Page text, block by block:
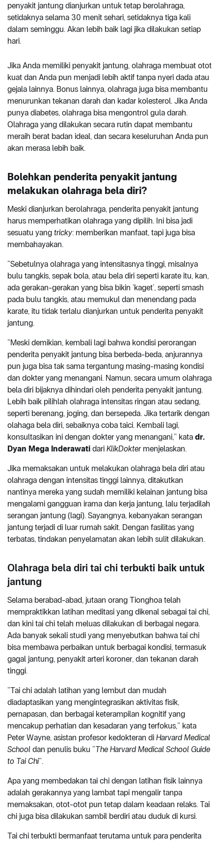
penyakit jantung dianjurkan untuk tetap berolahraga,
setidaknya selama 30 menit sehari, setidaknya tiga kali
dalam seminggu. Akan lebih baik lagi jika dilakukan setiap
hari.
Jika Anda memiliki penyakit jantung, olahraga membuat otot
kuat dan Anda pun menjadi lebih aktif tanpa nyeri dada atau
gejala lainnya. Bonus lainnya, olahraga juga bisa membantu
menurunkan tekanan darah dan kadar kolesterol. Jika Anda
punya diabetes, olahraga bisa mengontrol gula darah.
Olahraga yang dilakukan secara rutin dapat membantu
meraih berat badan ideal, dan secara keseluruhan Anda pun
akan merasa lebih baik.
Bolehkan penderita penyakit jantung
melakukan olahraga bela diri?
Meski dianjurkan berolahraga, penderita penyakit jantung
harus memperhatikan olahraga yang dipilih. Ini bisa jadi
sesuatu yang tricky: memberikan manfaat, tapi juga bisa
membahayakan.
“Sebetulnya olahraga yang intensitasnya tinggi, misalnya
bulu tangkis, sepak bola, atau bela diri seperti karate itu, kan,
ada gerakan-gerakan yang bisa bikin ‘kaget’, seperti smash
pada bulu tangkis, atau memukul dan menendang pada
karate, itu tidak terlalu dianjurkan untuk penderita penyakit
jantung.
“Meski demikian, kembali lagi bahwa kondisi perorangan
penderita penyakit jantung bisa berbeda-beda, anjurannya
pun juga bisa tak sama tergantung masing-masing kondisi
dan dokter yang menangani. Namun, secara umum olahraga
bela diri bijaknya dihindari oleh penderita penyakit jantung.
Lebih baik pilihlah olahraga intensitas ringan atau sedang,
seperti berenang, joging, dan bersepeda. Jika tertarik dengan
olahaga bela diri, sebaiknya coba taici. Kembali lagi,
konsultasikan ini dengan dokter yang menangani,” kata dr.
Dyan Mega Inderawati dari KlikDoktermenjelaskan.
Jika memaksakan untuk melakukan olahraga bela diri atau
olahraga dengan intensitas tinggi lainnya, ditakutkan
nantinya mereka yang sudah memiliki kelainan jantung bisa
mengalami gangguan irama dan kerja jantung, lalu terjadilah
serangan jantung (lagi). Sayangnya, kebanyakan serangan
jantung terjadi di luar rumah sakit. Dengan fasilitas yang
terbatas, tindakan penyelamatan akan lebih sulit dilakukan.
Olahraga bela diri tai chi terbukti baik untuk
jantung
Selama berabad-abad, jutaan orang Tionghoa telah
mempraktikkan latihan meditasi yang dikenal sebagai tai chi,
dan kini tai chi telah meluas dilakukan di berbagai negara.
Ada banyak sekali studi yang menyebutkan bahwa tai chi
bisa membawa perbaikan untuk berbagai kondisi, termasuk
gagal jantung, penyakit arteri koroner, dan tekanan darah
tinggi.
“Tai chi adalah latihan yang lembut dan mudah
diadaptasikan yang mengintegrasikan aktivitas fisik,
pernapasan, dan berbagai keterampilan kognitif yang
mencakup perhatian dan kesadaran yang terfokus,” kata
Peter Wayne, asistan profesor kedokteran di Harvard Medical
School dan penulis buku “The Harvard Medical School Guide
to Tai Chi”.
Apa yang membedakan tai chi dengan latihan fisik lainnya
adalah gerakannya yang lambat tapi mengalir tanpa
memaksakan, otot-otot pun tetap dalam keadaan relaks. Tai
chi juga bisa dilakukan sambil berdiri atau duduk di kursi.
Tai chi terbukti bermanfaat terutama untuk para penderita